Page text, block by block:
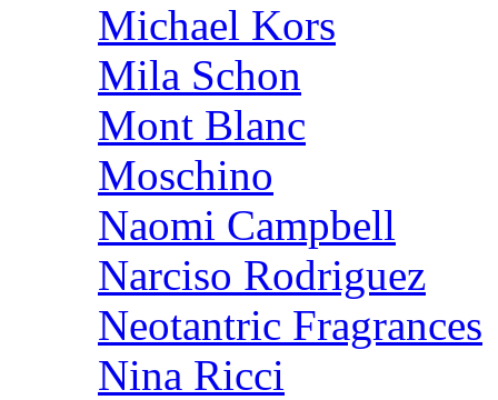
Michael Kors
Mila Schon
Mont Blanc
Moschino
Naomi Campbell
Narciso Rodriguez
Neotantric Fragrances
Nina Ricci